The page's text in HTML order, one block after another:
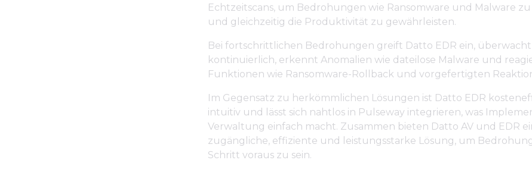
Echtzeitscans, um Bedrohungen wie Ransomware und Malware
und gleichzeitig die Produktivität zu gewährleisten.
Bei fortschrittlichen Bedrohungen greift Datto EDR ein,
kontinuierlich, erkennt Anomalien wie dateilose Malware und
Funktionen wie Ransomware-Rollback und vorgefertigten
Im Gegensatz zu herkömmlichen Lösungen ist Datto EDR
intuitiv und lässt sich nahtlos in Pulseway integrieren, was
Verwaltung einfach macht. Zusammen bieten Datto AV und EDR
zugängliche, effiziente und leistungsstarke Lösung, um
Schritt voraus zu sein.